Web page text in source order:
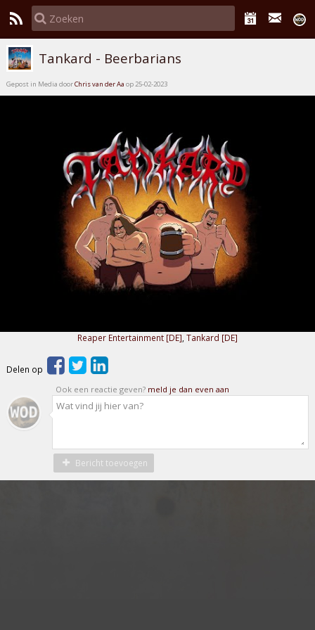
Tankard - Beerbarians
Gepost in Media doorChris van der Aa op 25-02-2023
Reaper Entertainment [DE] Tankard [DE]
Delen op
Ook een reactie geven? meld je dan even aan
Bericht toevoegen